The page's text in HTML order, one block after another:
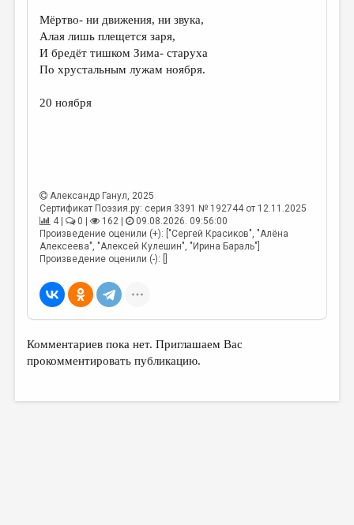
СТРАНИЦЫ ПАМЯТИ
ОБЪЯВЛЕНИЯ
КОЛОНКА РЕДАКТОРА
ЭССЕИСТИКА
ЛИТЕРАТУРОВЕДЕНИЕ
КУЛЬТУРОВЕДЕНИЕ
ПУБЛИЦИСТИКА
РЕЦЕНЗИРОВАНИЕ
ЦИКЛЫ ПУБЛИКАЦИЙ
ТРЕДИАКОВСКИЙ
МЕДИА
Мёртво- ни движения, ни звука,
Алая лишь плещется заря,
И бредёт тишком Зима- старуха
По хрустальным лужам ноября.
20 ноября
Александр Ганул, 2025
Сертификат Поэзия.ру: серия 3391 № 192744 от 12.11.2025
4 |
0 | 162 |
09.08.2026. 09:56:00
Произведение оценили (+): ["Сергей Красиков", "Алёна
Алексеева", "Алексей Кулешин", "Ирина Бараль"]
Произведение оценили (-): []
Комментариев пока нет. Приглашаем Вас
прокомментировать публикацию.